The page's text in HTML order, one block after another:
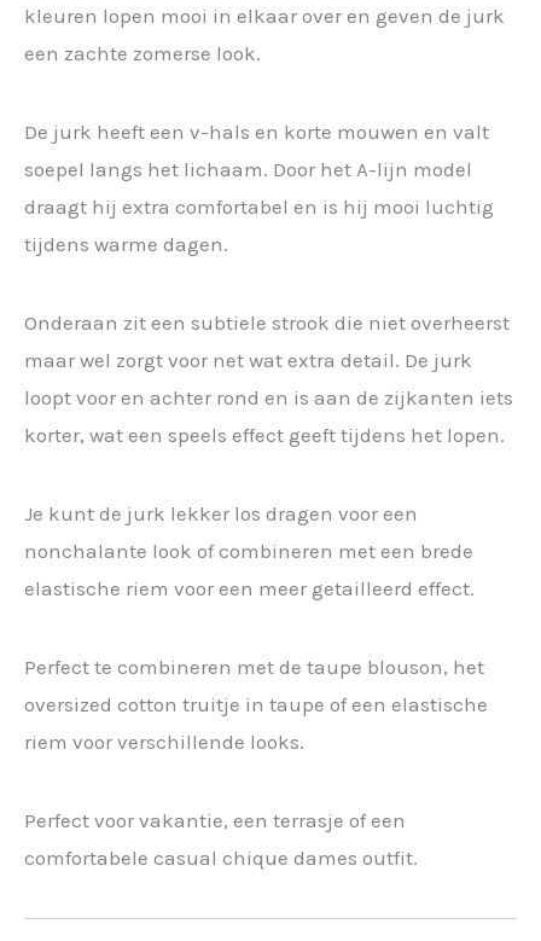
kleuren lopen mooi in elkaar over en geven de jurk
een zachte zomerse look.
De jurk heeft een v-hals en korte mouwen en valt
soepel langs het lichaam. Door het A-lijn model
draagt hij extra comfortabel en is hij mooi luchtig
tijdens warme dagen.
Onderaan zit een subtiele strook die niet overheerst
maar wel zorgt voor net wat extra detail. De jurk
loopt voor en achter rond en is aan de zijkanten iets
korter, wat een speels effect geeft tijdens het lopen.
Je kunt de jurk lekker los dragen voor een
nonchalante look of combineren met een brede
elastische riem voor een meer getailleerd effect.
Perfect te combineren met de taupe blouson, het
oversized cotton truitje in taupe of een elastische
riem voor verschillende looks.
Perfect voor vakantie, een terrasje of een
comfortabele casual chique dames outfit.